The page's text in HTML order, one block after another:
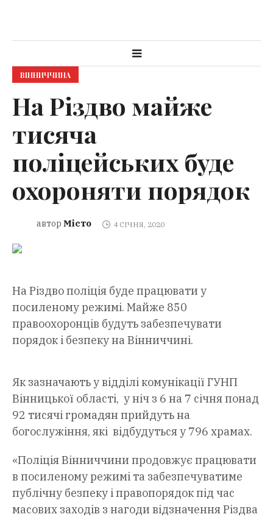
ВІННИЧЧИНА
На Різдво майже
тисяча
поліцейських буде
охороняти порядок
автор Місто 4 СІЧНЯ, 2020
На Різдво поліція буде працювати у
посиленому режимі. Майже 850
правоохоронців будуть забезпечувати
порядок і безпеку на Вінниччині.
Як зазначають у відділі комунікації ГУНП
Вінницької області, у ніч з 6 на 7 січня понад
92 тисячі громадян прийдуть на
богослужіння, які відбудуться у 796 храмах.
«Поліція Вінниччини продовжує працювати
в посиленому режимі та забезпечуватиме
публічну безпеку і правопорядок під час
масових заходів з нагоди відзначення Різдва